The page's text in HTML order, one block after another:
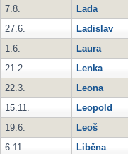
7.8.
Lada
27.6.
Ladislav
1.6.
Laura
21.2.
Lenka
22.3.
Leona
15.11.
Leopold
19.6.
Leoš
6.11.
Liběna